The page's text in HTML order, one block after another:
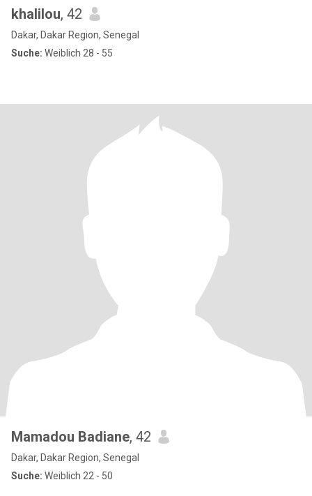
khalilou, 42
Dakar, Dakar Region, Senegal
Suche: Weiblich 28 - 55
Mamadou Badiane, 42
Dakar, Dakar Region, Senegal
Suche: Weiblich 22 - 50